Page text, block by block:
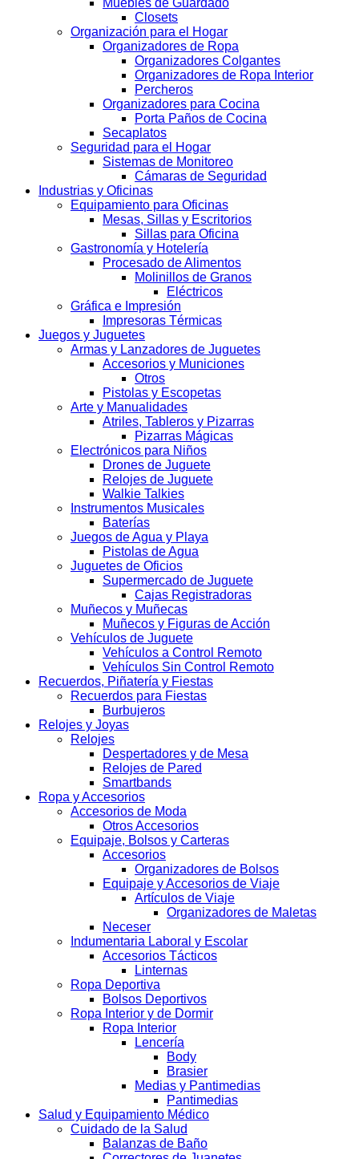
Muebles de Guardado
Closets
Organización para el Hogar
Organizadores de Ropa
Organizadores Colgantes
Organizadores de Ropa Interior
Percheros
Organizadores para Cocina
Porta Paños de Cocina
Secaplatos
Seguridad para el Hogar
Sistemas de Monitoreo
Cámaras de Seguridad
Industrias y Oficinas
Equipamiento para Oficinas
Mesas, Sillas y Escritorios
Sillas para Oficina
Gastronomía y Hotelería
Procesado de Alimentos
Molinillos de Granos
Eléctricos
Gráfica e Impresión
Impresoras Térmicas
Juegos y Juguetes
Armas y Lanzadores de Juguetes
Accesorios y Municiones
Otros
Pistolas y Escopetas
Arte y Manualidades
Atriles, Tableros y Pizarras
Pizarras Mágicas
Electrónicos para Niños
Drones de Juguete
Relojes de Juguete
Walkie Talkies
Instrumentos Musicales
Baterías
Juegos de Agua y Playa
Pistolas de Agua
Juguetes de Oficios
Supermercado de Juguete
Cajas Registradoras
Muñecos y Muñecas
Muñecos y Figuras de Acción
Vehículos de Juguete
Vehículos a Control Remoto
Vehículos Sin Control Remoto
Recuerdos, Piñatería y Fiestas
Recuerdos para Fiestas
Burbujeros
Relojes y Joyas
Relojes
Despertadores y de Mesa
Relojes de Pared
Smartbands
Ropa y Accesorios
Accesorios de Moda
Otros Accesorios
Equipaje, Bolsos y Carteras
Accesorios
Organizadores de Bolsos
Equipaje y Accesorios de Viaje
Artículos de Viaje
Organizadores de Maletas
Neceser
Indumentaria Laboral y Escolar
Accesorios Tácticos
Linternas
Ropa Deportiva
Bolsos Deportivos
Ropa Interior y de Dormir
Ropa Interior
Lencería
Body
Brasier
Medias y Pantimedias
Pantimedias
Salud y Equipamiento Médico
Cuidado de la Salud
Balanzas de Baño